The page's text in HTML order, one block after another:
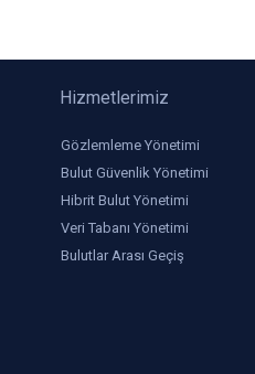
Hizmetlerimiz
Gözlemleme Yönetimi
Bulut Güvenlik Yönetimi
Hibrit Bulut Yönetimi
Veri Tabanı Yönetimi
Bulutlar Arası Geçiş